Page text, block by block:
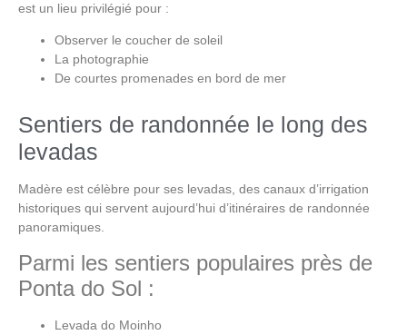
est un lieu privilégié pour :
Observer le coucher de soleil
La photographie
De courtes promenades en bord de mer
Sentiers de randonnée le long des
levadas
Madère est célèbre pour ses levadas, des canaux d’irrigation
historiques qui servent aujourd’hui d’itinéraires de randonnée
panoramiques.
Parmi les sentiers populaires près de
Ponta do Sol :
Levada do Moinho